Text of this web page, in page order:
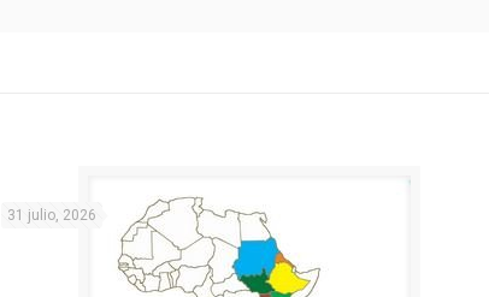
31 julio, 2026